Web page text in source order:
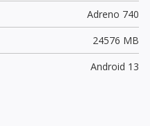
Adreno 740
24576 MB
Android 13